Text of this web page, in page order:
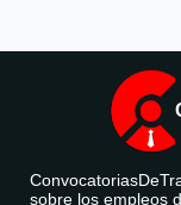
sobre los empleos